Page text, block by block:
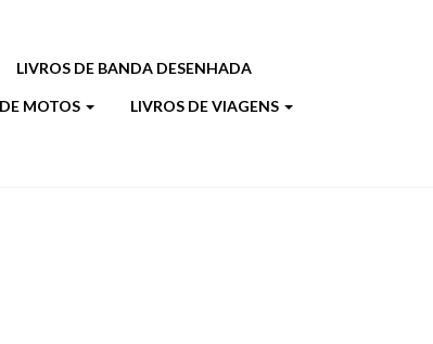
LIVROS DE BANDA DESENHADA
MOTOS LIVROS DE VIAGENS